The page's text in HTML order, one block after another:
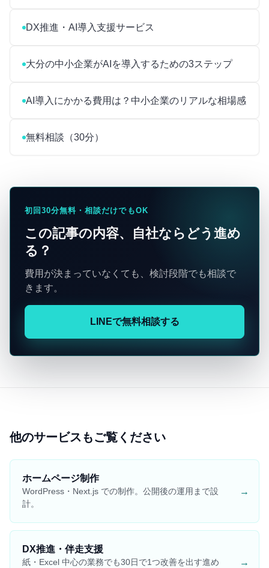
DX推進・AI導入支援サービス
大分の中小企業がAIを導入するための3ステップ
AI導入にかかる費用は？中小企業のリアルな相場感
無料相談（30分）
初回30分無料・相談だけでもOK
この記事の内容、自社ならどう進め
る？
費用が決まっていなくても、検討段階でも相談で
きます。
LINEで無料相談する
他のサービスもご覧ください
ホームページ制作
WordPress・Next.js での制作。公開後の運用まで設
計。
→
DX推進・伴走支援
紙・Excel 中心の業務でも30日で1つ改善を出す進め
→